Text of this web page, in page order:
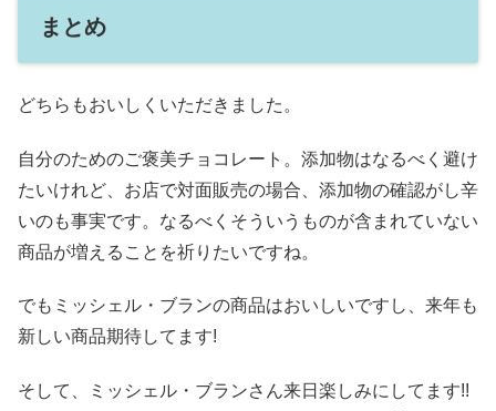
まとめ
どちらもおいしくいただきました。
自分のためのご褒美チョコレート。添加物はなるべく避け
たいけれど、お店で対面販売の場合、添加物の確認がし辛
いのも事実です。なるべくそういうものが含まれていない
商品が増えることを祈りたいですね。
でもミッシェル・ブランの商品はおいしいですし、来年も
新しい商品期待してます!
そして、ミッシェル・ブランさん来日楽しみにしてます!!